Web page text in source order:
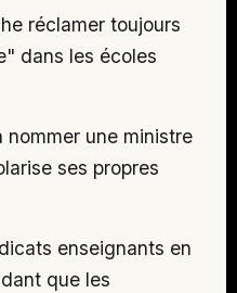
réclamer toujours
dans les écoles
nommer une ministre
ses propres
enseignants en
que les